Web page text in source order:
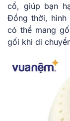
cổ, giúp bạn
Đồng thời, hình
có thể mang
gối khi di